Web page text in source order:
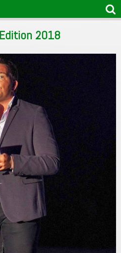
2018